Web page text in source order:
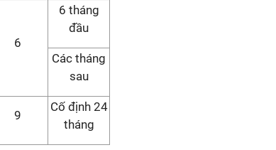
6
6 tháng
đầu
Các tháng
sau
9
Cố định 24
tháng